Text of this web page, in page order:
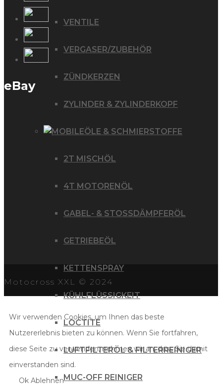
VENTILE
VERGASER/ZUBEHÖR
ZÜNDKERZEN
ZYLINDER & ZYLINDERKOPF
ÖLE & SCHMIERSTOFFE
2T MISCHÖL
4T MOTORENÖL
GABEL- & STOSSDÄMPFERÖL
GETRIEBEÖL
KETTENSPRAY
KÜHLFLÜSSIGKEIT
LOCTITE
LUFTFILTERÖL & FILTERREINIGER
MUC-OFF REINIGER
eBay
Motocross XXL © 2024
Wir verwenden Cookies, um Ihnen das beste
Nutzererlebnis bieten zu können. Wenn Sie fortfahren,
diese Seite zu verwenden, nehmen wir an, dass Sie damit
einverstanden sind.
Ok Ablehnen